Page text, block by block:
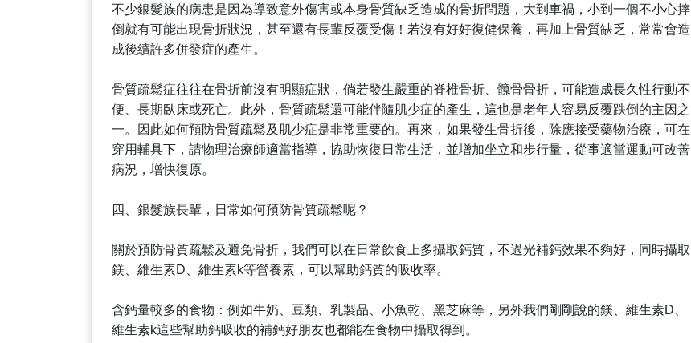
不少銀髮族的病患是因為導致意外傷害或本身骨質缺乏造成的骨折問題，大到車禍，小到一個不小心摔
倒就有可能出現骨折狀況，甚至還有長輩反覆受傷！若沒有好好復健保養，再加上骨質缺乏，常常會造
成後續許多併發症的產生。
骨質疏鬆症往往在骨折前沒有明顯症狀，倘若發生嚴重的脊椎骨折、髖骨骨折，可能造成長久性行動不
便、長期臥床或死亡。此外，骨質疏鬆還可能伴隨肌少症的產生，這也是老年人容易反覆跌倒的主因之
一。因此如何預防骨質疏鬆及肌少症是非常重要的。再來，如果發生骨折後，除應接受藥物治療，可在
穿用輔具下，請物理治療師適當指導，協助恢復日常生活，並增加坐立和步行量，從事適當運動可改善
病況，增快復原。
四、銀髮族長輩，日常如何預防骨質疏鬆呢？
關於預防骨質疏鬆及避免骨折，我們可以在日常飲食上多攝取鈣質，不過光補鈣效果不夠好，同時攝取
鎂、維生素D、維生素k等營養素，可以幫助鈣質的吸收率。
含鈣量較多的食物：例如牛奶、豆類、乳製品、小魚乾、黑芝麻等，另外我們剛剛說的鎂、維生素D、
維生素k這些幫助鈣吸收的補鈣好朋友也都能在食物中攝取得到。